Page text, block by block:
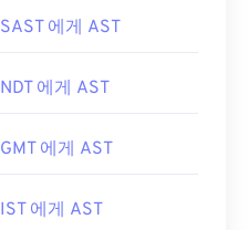
SAST 에게 AST
NDT 에게 AST
GMT 에게 AST
IST 에게 AST